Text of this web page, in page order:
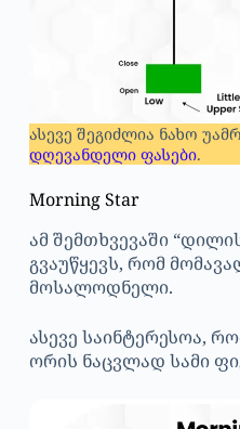
ასევე შეგიძლია ნახო
დღევანდელი ფასები.
Morning Star
ამ შემთხვევაში
გვაუწყევს, რომ
მოსალოდნელი.
ასევე საინტერესოა,
ორის ნაცვლად სამი